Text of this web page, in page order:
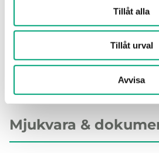
Tillåt alla
Tillåt urval
Avvisa
DIN-rail monteringssats till
Mjukvara &